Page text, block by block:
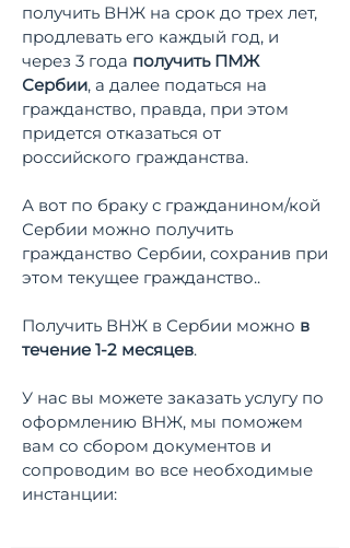
получить ВНЖ на срок до трех лет,
продлевать его каждый год, и
через 3 года получить ПМЖ
Сербии, а далее податься на
гражданство, правда, при этом
придется отказаться от
российского гражданства.
А вот по браку с гражданином/кой
Сербии можно получить
гражданство Сербии, сохранив при
этом текущее гражданство..
Получить ВНЖ в Сербии можно в
течение 1-2 месяцев.
У нас вы можете заказать услугу по
оформлению ВНЖ, мы поможем
вам со сбором документов и
сопроводим во все необходимые
инстанции: